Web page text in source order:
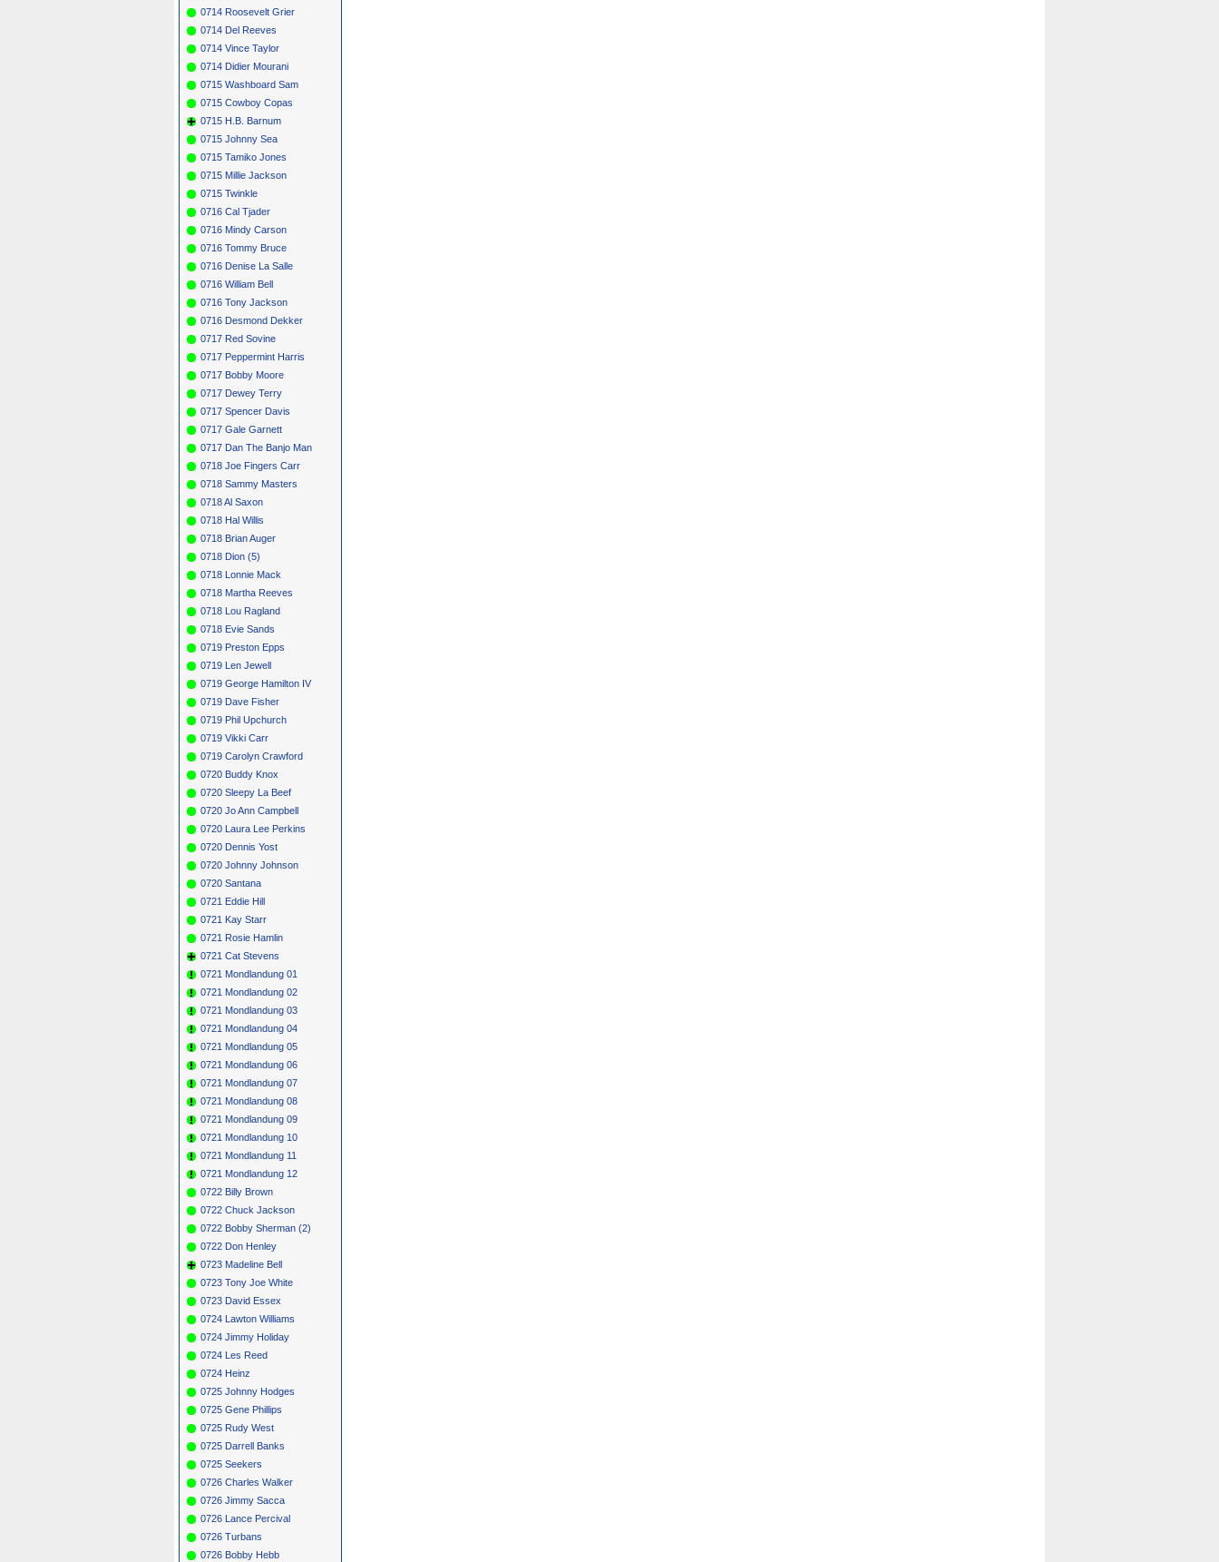
0714 Roosevelt Grier
0714 Del Reeves
0714 Vince Taylor
0714 Didier Mourani
0715 Washboard Sam
0715 Cowboy Copas
0715 H.B. Barnum
0715 Johnny Sea
0715 Tamiko Jones
0715 Millie Jackson
0715 Twinkle
0716 Cal Tjader
0716 Mindy Carson
0716 Tommy Bruce
0716 Denise La Salle
0716 William Bell
0716 Tony Jackson
0716 Desmond Dekker
0717 Red Sovine
0717 Peppermint Harris
0717 Bobby Moore
0717 Dewey Terry
0717 Spencer Davis
0717 Gale Garnett
0717 Dan The Banjo Man
0718 Joe Fingers Carr
0718 Sammy Masters
0718 Al Saxon
0718 Hal Willis
0718 Brian Auger
0718 Dion (5)
0718 Lonnie Mack
0718 Martha Reeves
0718 Lou Ragland
0718 Evie Sands
0719 Preston Epps
0719 Len Jewell
0719 George Hamilton IV
0719 Dave Fisher
0719 Phil Upchurch
0719 Vikki Carr
0719 Carolyn Crawford
0720 Buddy Knox
0720 Sleepy La Beef
0720 Jo Ann Campbell
0720 Laura Lee Perkins
0720 Dennis Yost
0720 Johnny Johnson
0720 Santana
0721 Eddie Hill
0721 Kay Starr
0721 Rosie Hamlin
0721 Cat Stevens
0721 Mondlandung 01
0721 Mondlandung 02
0721 Mondlandung 03
0721 Mondlandung 04
0721 Mondlandung 05
0721 Mondlandung 06
0721 Mondlandung 07
0721 Mondlandung 08
0721 Mondlandung 09
0721 Mondlandung 10
0721 Mondlandung 11
0721 Mondlandung 12
0722 Billy Brown
0722 Chuck Jackson
0722 Bobby Sherman (2)
0722 Don Henley
0723 Madeline Bell
0723 Tony Joe White
0723 David Essex
0724 Lawton Williams
0724 Jimmy Holiday
0724 Les Reed
0724 Heinz
0725 Johnny Hodges
0725 Gene Phillips
0725 Rudy West
0725 Darrell Banks
0725 Seekers
0726 Charles Walker
0726 Jimmy Sacca
0726 Lance Percival
0726 Turbans
0726 Bobby Hebb